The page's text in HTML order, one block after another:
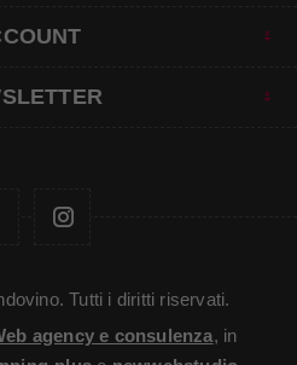
Tutti i diritti riservati.
agency e consulenza, in